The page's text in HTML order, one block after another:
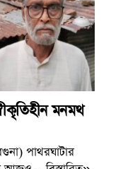
মনমথ
পাথরঘাটার
বিস্তারিত»